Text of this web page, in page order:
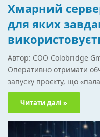
Хмарний
для яких
Автор: COO Colobridge
Оперативно отримати
запуску проєкту, що
Читати далі »